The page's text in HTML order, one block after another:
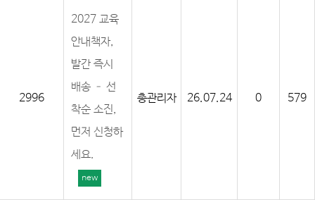
2996
2027 교육
안내책자,
발간 즉시
배송 – 선
착순 소진,
먼저 신청하
세요.
new
총관리자 26.07.24 0 579